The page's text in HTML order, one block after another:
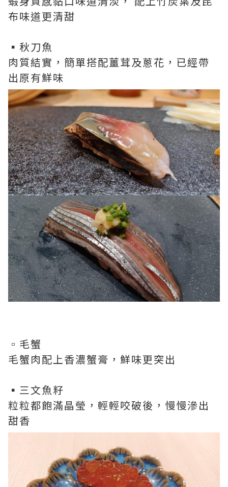
布味道更清甜
▪️秋刀魚
肉質結實，簡單搭配薑茸及蔥花，已經帶
出原有鮮味
▫️毛蟹
毛蟹肉配上香濃蟹膏，鮮味更突出
▪️三文魚籽
粒粒都飽滿晶瑩，輕輕咬破後，慢慢滲出
甜香